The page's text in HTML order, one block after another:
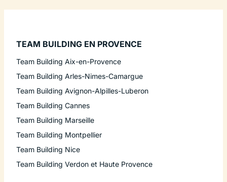
TEAM BUILDING EN PROVENCE
Team Building Aix-en-Provence
Team Building Arles-Nimes-Camargue
Team Building Avignon-Alpilles-Luberon
Team Building Cannes
Team Building Marseille
Team Building Montpellier
Team Building Nice
Team Building Verdon et Haute Provence